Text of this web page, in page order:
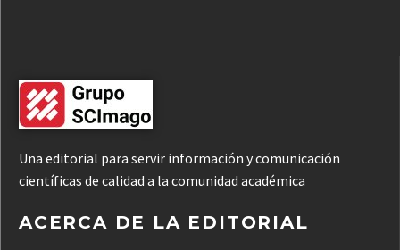
Una editorial para servir información y comunicación
científicas de calidad a la comunidad académica
ACERCA DE LA EDITORIAL